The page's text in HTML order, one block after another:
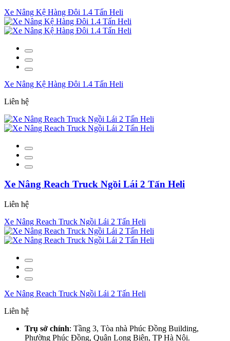
Xe Nâng Kệ Hàng Đôi 1.4 Tấn Heli
Xe Nâng Kệ Hàng Đôi 1.4 Tấn Heli
Liên hệ
Xe Nâng Reach Truck Ngồi Lái 2 Tấn Heli
Liên hệ
Xe Nâng Reach Truck Ngồi Lái 2 Tấn Heli
Xe Nâng Reach Truck Ngồi Lái 2 Tấn Heli
Liên hệ
Trụ sở chính: Tầng 3, Tòa nhà Phúc Đồng Building,
Phường Phúc Đồng, Quận Long Biên, TP Hà Nội.